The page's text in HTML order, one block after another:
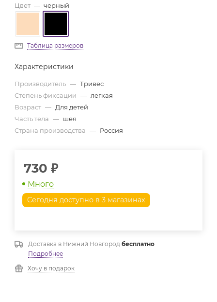
Цвет — черный
Таблица размеров
Характеристики
Производитель — Тривес
Степень фиксации — легкая
Возраст — Для детей
Часть тела — шея
Страна производства — Россия
730 ₽
Много
Сегодня доступно в 3 магазинах
Доставка в Нижний Новгород бесплатно
Подробнее
Хочу в подарок